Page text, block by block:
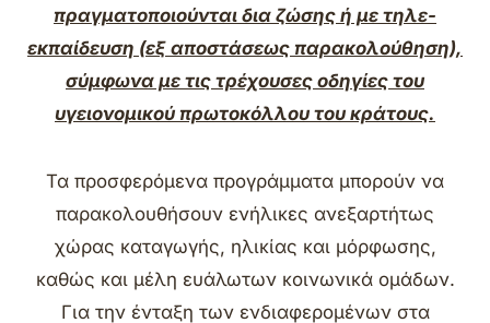
πραγματοποιούνται δια ζώσης ή με τηλε-
εκπαίδευση (εξ αποστάσεως παρακολούθηση),
σύμφωνα με τις τρέχουσες οδηγίες του
υγειονομικού πρωτοκόλλου του κράτους.
Τα προσφερόμενα προγράμματα μπορούν να
παρακολουθήσουν ενήλικες ανεξαρτήτως
χώρας καταγωγής, ηλικίας και μόρφωσης,
καθώς και μέλη ευάλωτων κοινωνικά ομάδων.
Για την ένταξη των ενδιαφερομένων στα